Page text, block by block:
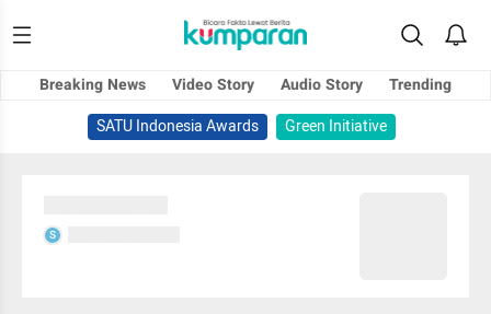
Breaking News Video Story Audio Story
Trending
SATU Indonesia Awards
Green Initiative
S